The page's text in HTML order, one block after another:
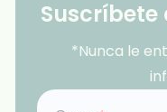
Suscríbete
*Nunca le